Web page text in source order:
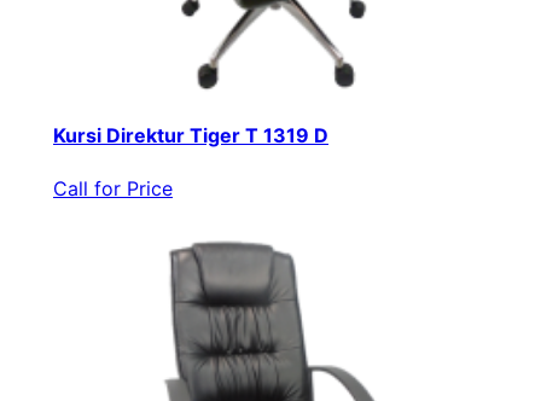
Kursi Direktur Tiger T 1319 D
Call for Price